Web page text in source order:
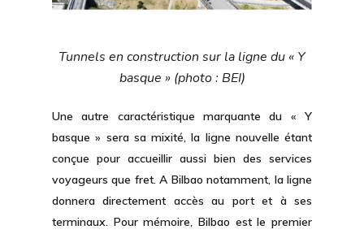
Tunnels en construction sur la ligne du « Y
basque » (photo : BEI)
Une autre caractéristique marquante du « Y
basque » sera sa mixité, la ligne nouvelle étant
conçue pour accueillir aussi bien des services
voyageurs que fret. A Bilbao notamment, la ligne
donnera directement accès au port et à ses
terminaux. Pour mémoire, Bilbao est le premier